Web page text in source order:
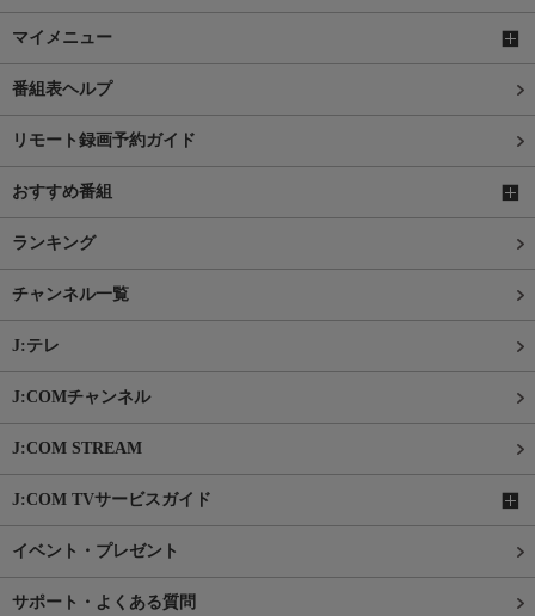
マイメニュー
番組表ヘルプ
リモート録画予約ガイド
おすすめ番組
ランキング
チャンネル一覧
J:テレ
J:COMチャンネル
J:COM STREAM
J:COM TVサービスガイド
イベント・プレゼント
サポート・よくある質問